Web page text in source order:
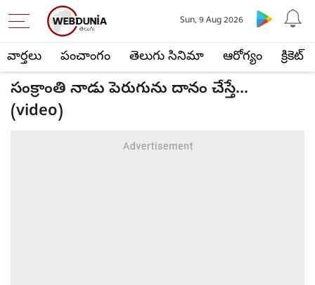
వార్తలు పంచాంగం తెలుగు సినిమా ఆరోగ్యం క్రికెట్
Sun, 9 Aug 2026
సంక్రాంతి నాడు పెరుగును దానం చేస్తే...
(video)